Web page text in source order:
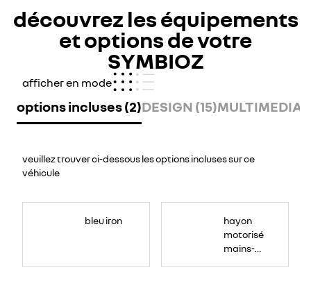
découvrez les équipements
et options de votre
SYMBIOZ
afficher en mode
options incluses (2)DESIGN (15)MULTIMEDIA
veuillez trouver ci-dessous les options incluses sur ce
véhicule
bleu iron
New
hayon
motorisé
mains-